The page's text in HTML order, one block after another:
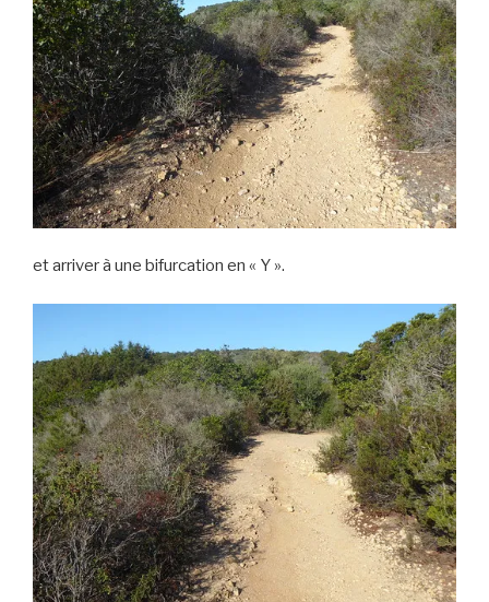
et arriver à une bifurcation en « Y ».